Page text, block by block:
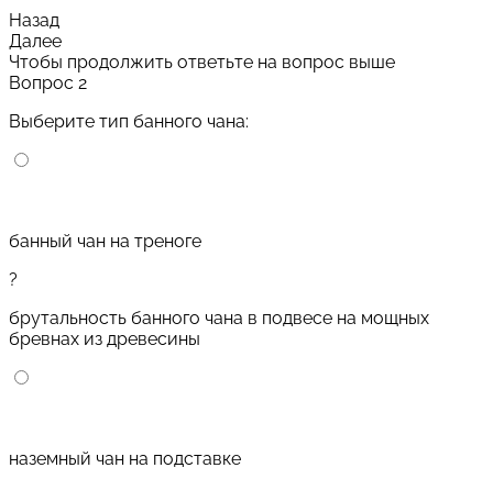
Назад
Далее
Чтобы продолжить ответьте на вопрос выше
Вопрос 2
Выберите тип банного чана:
банный чан на треноге
?
брутальность банного чана в подвесе на мощных
бревнах из древесины
наземный чан на подставке